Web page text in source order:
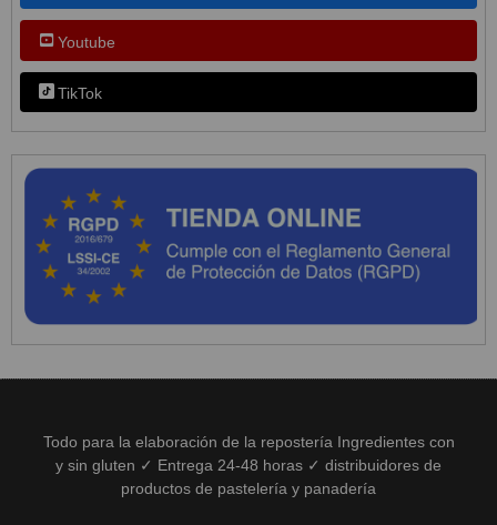
Youtube
TikTok
Todo para la elaboración de la repostería Ingredientes con
y sin gluten ✓ Entrega 24-48 horas ✓ distribuidores de
productos de pastelería y panadería